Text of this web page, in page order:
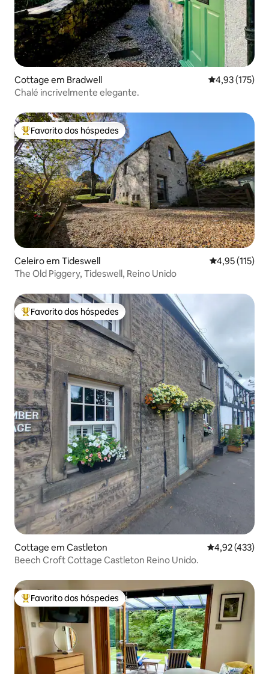
Cottage em Bradwell Classificação
4,93 (175)
Chalé incrivelmente elegante.
Favoritos dos hóspedes mais apreciados
Favorito dos hóspedes
Celeiro em Tideswell Classificação
4,95 (115)
The Old Piggery, Tideswell, Reino Unido
Favoritos dos hóspedes mais apreciados
Favorito dos hóspedes
Cottage em Castleton Classificação
4,92 (433)
Beech Croft Cottage Castleton Reino Unido.
Favoritos dos hóspedes mais apreciados
Favorito dos hóspedes